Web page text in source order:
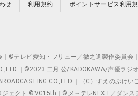
せ 利用規約 ポイントサービス利用
テレビ愛知・フリュー／徹之進製作委員会
｜©2023 二月 公/KADOKAWA/声優ラジ
CO.,LTD.｜（C）すえのぶけい
ジェクト ©VG15th｜©メ～テレNEXT／ダンス